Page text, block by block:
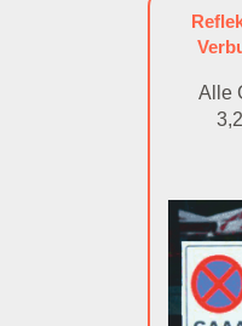
Alle